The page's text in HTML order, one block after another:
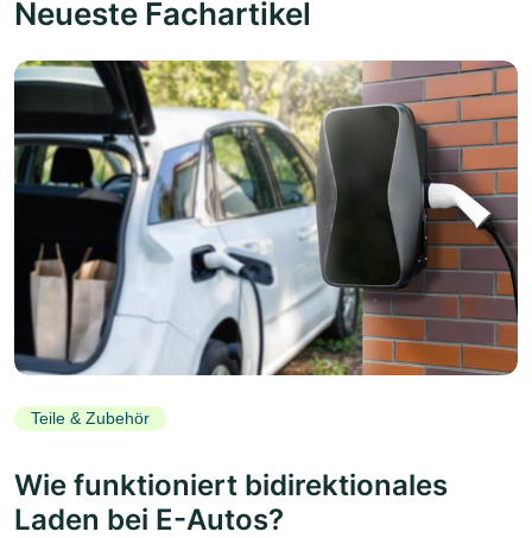
Neueste Fachartikel
Teile & Zubehör
Wie funktioniert bidirektionales
Laden bei E-Autos?